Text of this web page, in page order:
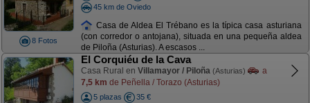
8 Fotos
45 km de Oviedo
Casa de Aldea El Trébano es la típica casa asturiana
(con corredor o antojana), situada en una pequeña aldea
de Piloña (Asturias). A escasos ...
El Corquiéu de la Cava
Casa Rural en Villamayor / Piloña (Asturias)
a
7,5 km de Peñella / Torazo (Asturias)
5 plazas
35 €